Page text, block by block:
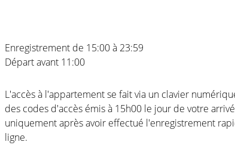
Enregistrement de 15:00 à 23:59
Départ avant 11:00
L'accès à l'appartement se fait via un clavier
des codes d'accès émis à 15h00 le jour de votre
uniquement après avoir effectué l'enregistrement
ligne.